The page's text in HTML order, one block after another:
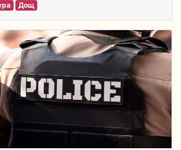
Дощ